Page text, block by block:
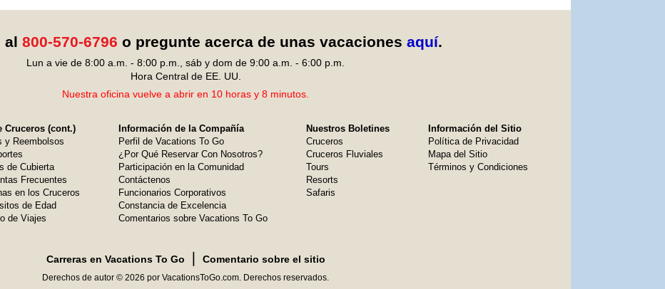
al 800-570-6796 o pregunte acerca de unas vacaciones aquí.
Lun a vie de 8:00 a.m. - 8:00 p.m., sáb y dom de 9:00 a.m. - 6:00 p.m.
Hora Central de EE. UU.
Nuestra oficina vuelve a abrir en 10 horas y 8 minutos.
Cruceros (cont.)
y Reembolsos
de Cubierta
Frecuentes
en los Cruceros
de Edad
de Viajes
Información de la Compañía
Perfil de Vacations To Go
¿Por Qué Reservar Con Nosotros?
Participación en la Comunidad
Contáctenos
Funcionarios Corporativos
Constancia de Excelencia
Comentarios sobre Vacations To Go
Nuestros Boletines
Cruceros
Cruceros Fluviales
Tours
Resorts
Safaris
Información del Sitio
Política de Privacidad
Mapa del Sitio
Términos y Condiciones
Carreras en Vacations To Go Comentario sobre el sitio
Derechos de autor © 2026 por VacationsToGo.com. Derechos reservados.